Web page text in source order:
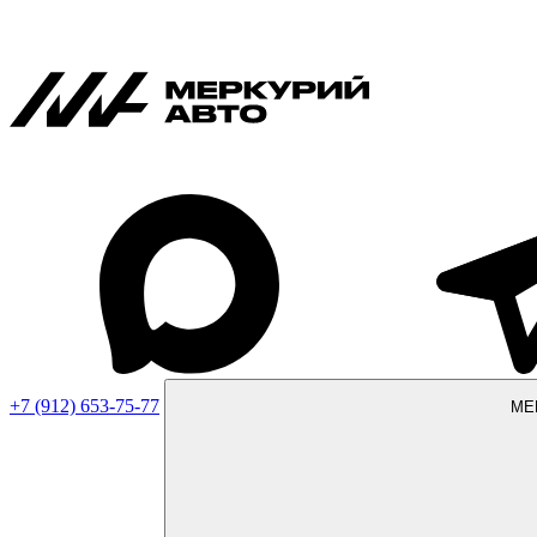
+7 (912) 653-75-77